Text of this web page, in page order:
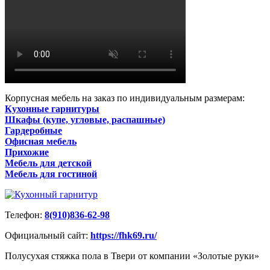
Корпусная мебель на заказ по индивидуальным размерам:
Кухонные гарнитуры
Шкафы (купе, угловые, распашные)
Гардеробные
Офисная мебель
Прихожие
Мебель для детской
Мебель для гостиной
Телефон: 8(910)836-62-98
Официальный сайт: https://fhk69.ru/
Полусухая стяжка пола в Твери от компании «Золотые руки»